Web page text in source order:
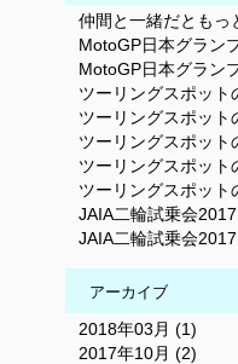
仲間と一緒だともっ
MotoGP日本グラン
MotoGP日本グラン
ツーリングスポット
ツーリングスポット
ツーリングスポット
ツーリングスポット
ツーリングスポット
JAIA二輪試乗会
JAIA二輪試乗会
アーカイブ
2018年03月 (1)
2017年10月 (2)